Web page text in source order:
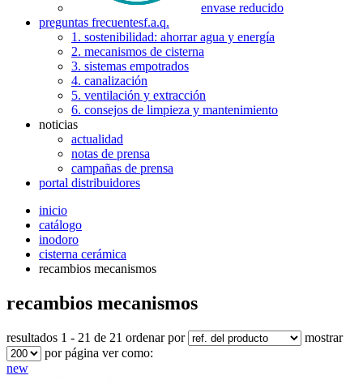
envase reducido
preguntas frecuentesf.a.q.
1. sostenibilidad: ahorrar agua y energía
2. mecanismos de cisterna
3. sistemas empotrados
4. canalización
5. ventilación y extracción
6. consejos de limpieza y mantenimiento
noticias
actualidad
notas de prensa
campañas de prensa
portal distribuidores
inicio
catálogo
inodoro
cisterna cerámica
recambios mecanismos
recambios mecanismos
resultados 1 - 21 de 21 ordenar por
mostrar
por página ver como:
new